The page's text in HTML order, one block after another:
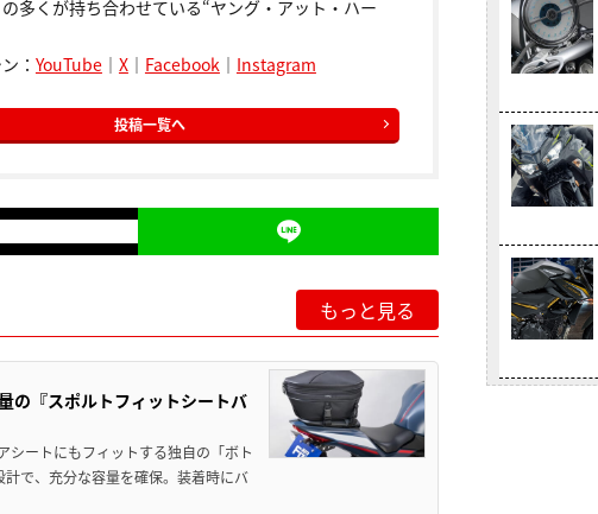
多くが持ち合わせている“ヤング・アット・ハー
： YouTube｜ X｜ Facebook ｜ Instagram
投稿一覧へ
もっと見る
の『スポルトフィットシートバ
シートにもフィットする独自の「ボト
で、充分な容量を確保。装着時にバ